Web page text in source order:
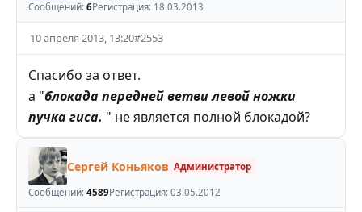
Сообщений: 6Регистрация: 18.03.2013
10 апреля 2013, 13:20#2553
Спасибо за ответ.
а "блокада передней ветви левой ножки
пучка гиса. " не является полной блокадой?
Сергей Коньяков Администратор
Сообщений: 4589Регистрация: 03.05.2012